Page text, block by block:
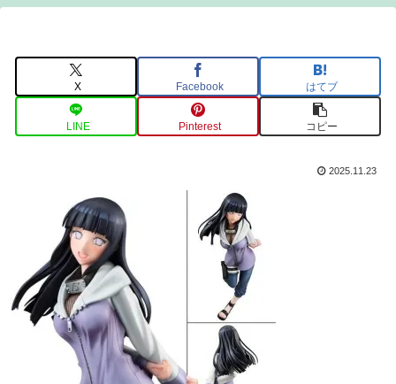
X Facebook はてブ
LINE Pinterest コピー
2025.11.23